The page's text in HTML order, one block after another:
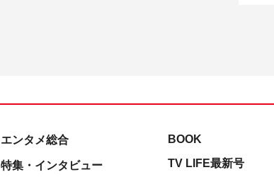
エンタメ総合
特集・インタビュー
BOOK
TV LIFE最新号